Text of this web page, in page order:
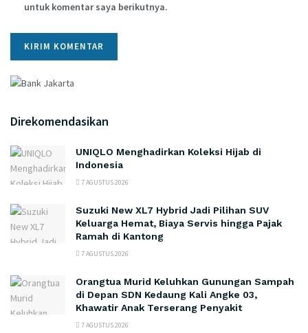
untuk komentar saya berikutnya.
Direkomendasikan
UNIQLO Menghadirkan Koleksi Hijab di
Indonesia
7 AGUSTUS 2026
Suzuki New XL7 Hybrid Jadi Pilihan SUV
Keluarga Hemat, Biaya Servis hingga Pajak
Ramah di Kantong
7 AGUSTUS 2026
Orangtua Murid Keluhkan Gunungan Sampah
di Depan SDN Kedaung Kali Angke 03,
Khawatir Anak Terserang Penyakit
7 AGUSTUS 2026